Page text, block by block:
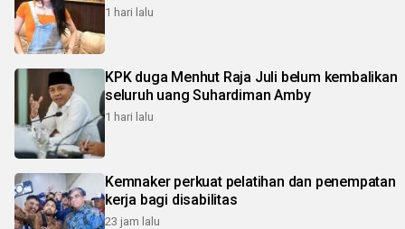
1 hari lalu
KPK duga Menhut Raja Juli belum kembalikan
seluruh uang Suhardiman Amby
1 hari lalu
Kemnaker perkuat pelatihan dan penempatan
kerja bagi disabilitas
23 jam lalu